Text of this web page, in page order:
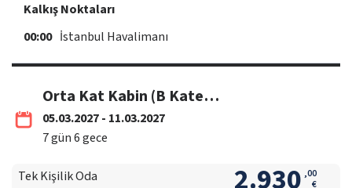
Kalkış Noktaları
00:00 İstanbul Havalimanı
Orta Kat Kabin (B Kategori)
05.03.2027 - 11.03.2027
7gün6gece
Tek Kişilik Oda 2.930 ,00
€